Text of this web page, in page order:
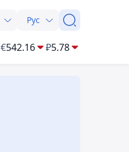
Рус
€542.16 ₽5.78